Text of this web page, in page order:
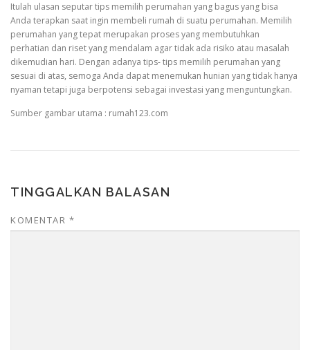
Itulah ulasan seputar tips memilih perumahan yang bagus yang bisa
Anda terapkan saat ingin membeli rumah di suatu perumahan. Memilih
perumahan yang tepat merupakan proses yang membutuhkan
perhatian dan riset yang mendalam agar tidak ada risiko atau masalah
dikemudian hari. Dengan adanya tips- tips memilih perumahan yang
sesuai di atas, semoga Anda dapat menemukan hunian yang tidak hanya
nyaman tetapi juga berpotensi sebagai investasi yang menguntungkan.
Sumber gambar utama : rumah123.com
TINGGALKAN BALASAN
KOMENTAR *